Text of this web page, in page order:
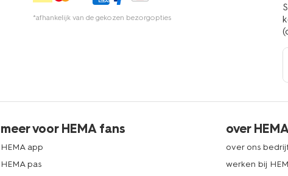
*afhankelijk van de gekozen bezorgopties
e-
meer voor HEMA fans
HEMA app
HEMA pas
over HEMA
over ons
werken bij